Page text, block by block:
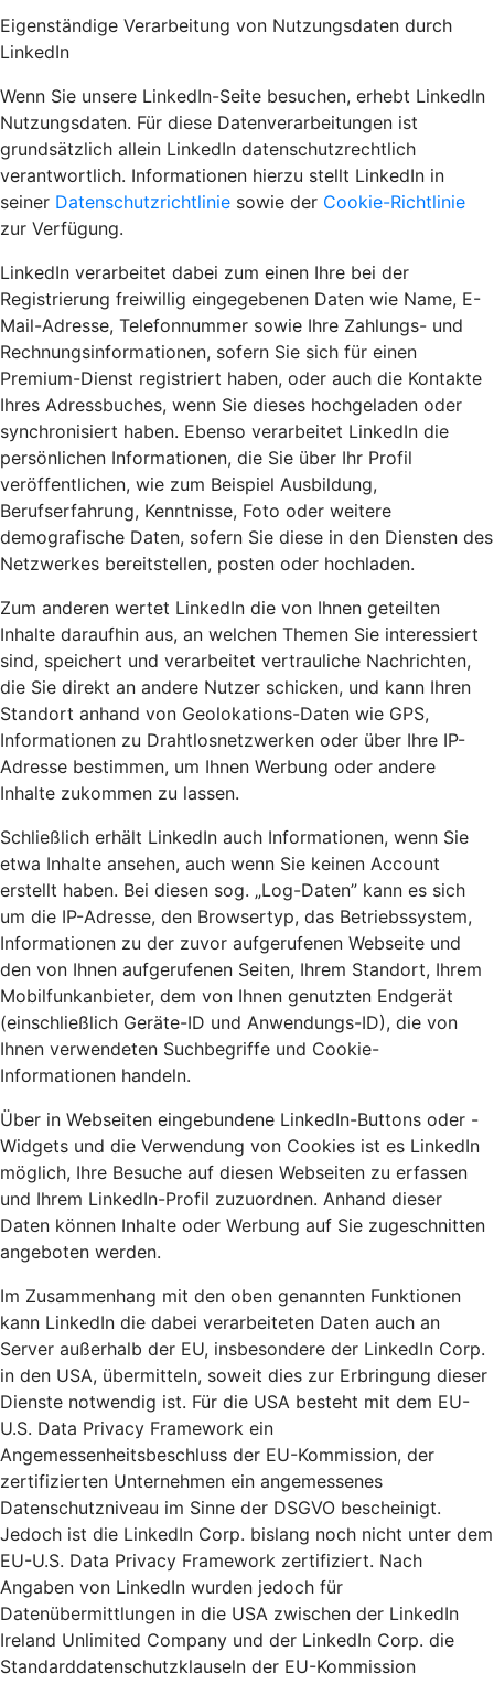
Eigenständige Verarbeitung von Nutzungsdaten durch
LinkedIn
Wenn Sie unsere LinkedIn-Seite besuchen, erhebt LinkedIn
Nutzungsdaten. Für diese Datenverarbeitungen ist
grundsätzlich allein LinkedIn datenschutzrechtlich
verantwortlich. Informationen hierzu stellt LinkedIn in
seiner Datenschutzrichtlinie sowie der Cookie-Richtlinie
zur Verfügung.
LinkedIn verarbeitet dabei zum einen Ihre bei der
Registrierung freiwillig eingegebenen Daten wie Name, E-
Mail-Adresse, Telefonnummer sowie Ihre Zahlungs- und
Rechnungsinformationen, sofern Sie sich für einen
Premium-Dienst registriert haben, oder auch die Kontakte
Ihres Adressbuches, wenn Sie dieses hochgeladen oder
synchronisiert haben. Ebenso verarbeitet LinkedIn die
persönlichen Informationen, die Sie über Ihr Profil
veröffentlichen, wie zum Beispiel Ausbildung,
Berufserfahrung, Kenntnisse, Foto oder weitere
demografische Daten, sofern Sie diese in den Diensten des
Netzwerkes bereitstellen, posten oder hochladen.
Zum anderen wertet LinkedIn die von Ihnen geteilten
Inhalte daraufhin aus, an welchen Themen Sie interessiert
sind, speichert und verarbeitet vertrauliche Nachrichten,
die Sie direkt an andere Nutzer schicken, und kann Ihren
Standort anhand von Geolokations-Daten wie GPS,
Informationen zu Drahtlosnetzwerken oder über Ihre IP-
Adresse bestimmen, um Ihnen Werbung oder andere
Inhalte zukommen zu lassen.
Schließlich erhält LinkedIn auch Informationen, wenn Sie
etwa Inhalte ansehen, auch wenn Sie keinen Account
erstellt haben. Bei diesen sog. „Log-Daten” kann es sich
um die IP-Adresse, den Browsertyp, das Betriebssystem,
Informationen zu der zuvor aufgerufenen Webseite und
den von Ihnen aufgerufenen Seiten, Ihrem Standort, Ihrem
Mobilfunkanbieter, dem von Ihnen genutzten Endgerät
(einschließlich Geräte-ID und Anwendungs-ID), die von
Ihnen verwendeten Suchbegriffe und Cookie-
Informationen handeln.
Über in Webseiten eingebundene LinkedIn-Buttons oder -
Widgets und die Verwendung von Cookies ist es LinkedIn
möglich, Ihre Besuche auf diesen Webseiten zu erfassen
und Ihrem LinkedIn-Profil zuzuordnen. Anhand dieser
Daten können Inhalte oder Werbung auf Sie zugeschnitten
angeboten werden.
Im Zusammenhang mit den oben genannten Funktionen
kann LinkedIn die dabei verarbeiteten Daten auch an
Server außerhalb der EU, insbesondere der LinkedIn Corp.
in den USA, übermitteln, soweit dies zur Erbringung dieser
Dienste notwendig ist. Für die USA besteht mit dem EU-
U.S. Data Privacy Framework ein
Angemessenheitsbeschluss der EU-Kommission, der
zertifizierten Unternehmen ein angemessenes
Datenschutzniveau im Sinne der DSGVO bescheinigt.
Jedoch ist die LinkedIn Corp. bislang noch nicht unter dem
EU-U.S. Data Privacy Framework zertifiziert. Nach
Angaben von LinkedIn wurden jedoch für
Datenübermittlungen in die USA zwischen der LinkedIn
Ireland Unlimited Company und der LinkedIn Corp. die
Standarddatenschutzklauseln der EU-Kommission